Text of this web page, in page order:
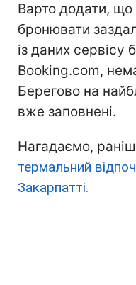
Варто додати,
бронювати
із даних сервісу
Booking.com,
Берегово на
вже заповнені.
Нагадаємо,
термальний
Закарпатті.